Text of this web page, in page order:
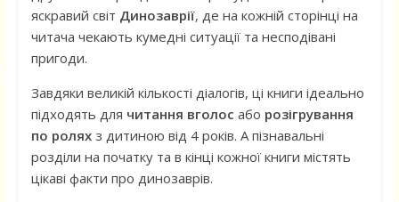
яскравий світ Динозаврії, де на кожній сторінці на
читача чекають кумедні ситуації та несподівані
пригоди.
Завдяки великій кількості діалогів, ці книги ідеально
підходять для читання вголос або розігрування
по роляхз дитиною від 4 років. А пізнавальні
розділи на початку та в кінці кожної книги містять
цікаві факти про динозаврів.